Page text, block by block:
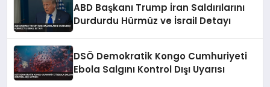
ABD Başkanı Trump İran Saldırılarını
Durdurdu Hürmüz ve İsrail Detayı
DSÖ Demokratik Kongo Cumhuriyeti
Ebola Salgını Kontrol Dışı Uyarısı